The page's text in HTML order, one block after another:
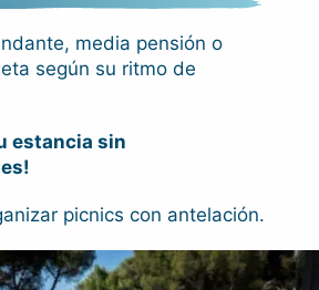
media pensión o
según su ritmo de
estancia sin
picnics con antelación.